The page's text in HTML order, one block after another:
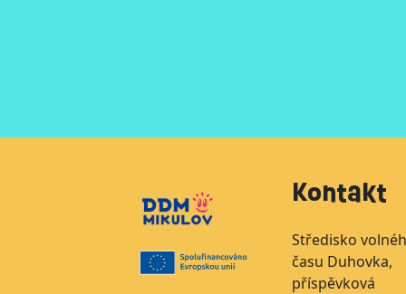
Kontakt
Středisko
času Duhovka,
příspěvková